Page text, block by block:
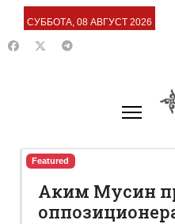
СУББОТА, 08 АВГУСТ 2026
Featured
Аким Мусин